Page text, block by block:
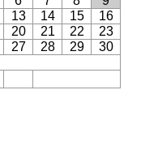
13 14 15
16
20 21 22
23
27 28 29
30